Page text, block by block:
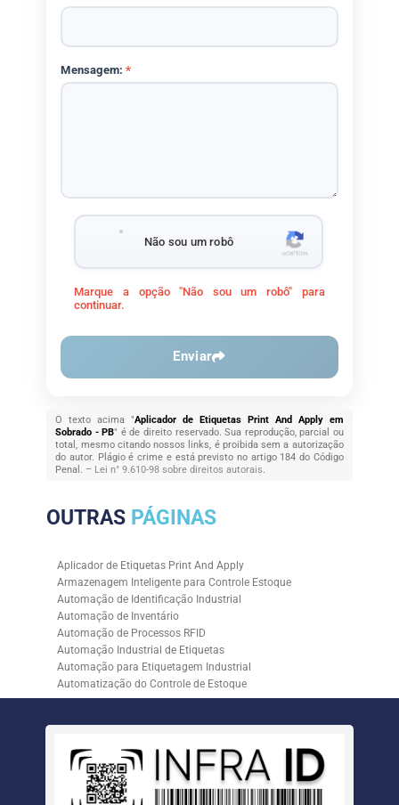
Mensagem:*
Não sou um robô
Marque a opção "Não sou um robô" para
continuar.
Enviar
O texto acima "Aplicador de Etiquetas Print And Apply em
Sobrado - PB" é de direito reservado. Sua reprodução, parcial ou
total, mesmo citando nossos links, é proibida sem a autorização
do autor. Plágio é crime e está previsto no artigo 184 do Código
Penal. – Lei n° 9.610-98 sobre direitos autorais.
OUTRAS PÁGINAS
Aplicador de Etiquetas Print And Apply
Armazenagem Inteligente para Controle Estoque
Automação de Identificação Industrial
Automação de Inventário
Automação de Processos RFID
Automação Industrial de Etiquetas
Automação para Etiquetagem Industrial
Automatização do Controle de Estoque
Controle de Estoque com RFID
Empresa de Automação para Processos Logísticos
Empresa de Rastreabilidade Industrial
Empresa de Soluções para Etiquetagem
Empresa Especializada em Inventário de Estoque